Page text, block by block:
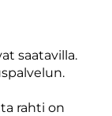
saatavilla.
rahti on